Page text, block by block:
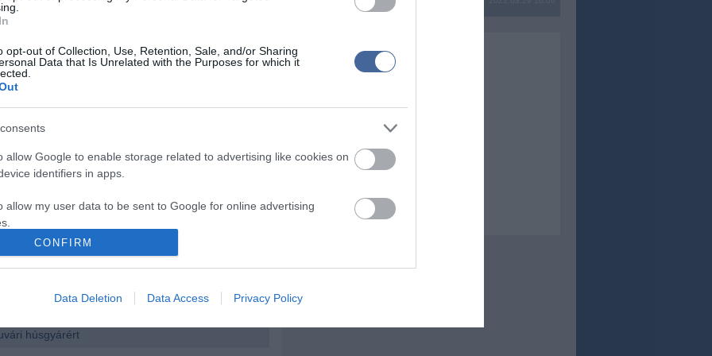
opt-out of Collection, Use, Retention, Sale, and/or Sharing
Data that Is Unrelated with the Purposes for which it
allow Google to enable storage related to advertising like cookies on
identifiers in apps.
allow my user data to be sent to Google for online advertising
allow Google to send me personalized advertising.
allow Google to enable storage related to analytics like cookies on
allow Google to enable storage related to functionality of the website
CONFIRM
Data Deletion Data Access Privacy Policy
alatt, mintegy másfél milliárd forint értékben.
fokon megítélt, de a fellebbezés miatt nem
http://www.cegkozlony.hu/download.php?
írások:
felszámolóbiztosa : a beszállítói követelésekre
pénz
a Kapuvári Bacon Kft.
dolgozóinak többségét elbocsátják
húsgyárért